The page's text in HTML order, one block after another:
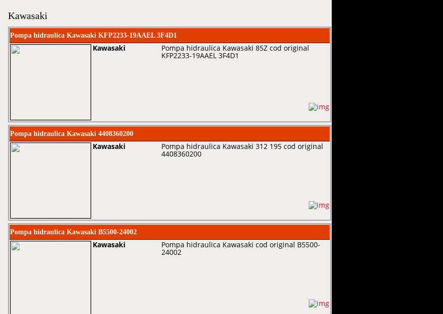
Kawasaki
Pompa hidraulica Kawasaki KFP2233-19AAEL 3F4D1
Kawasaki Pompa hidraulica Kawasaki 85Z cod original
KFP2233-19AAEL 3F4D1
Pompa hidraulica Kawasaki 4408360200
Kawasaki Pompa hidraulica Kawasaki 312 195 cod original
4408360200
Pompa hidraulica Kawasaki B5500-24002
Kawasaki Pompa hidraulica Kawasaki cod original B5500-
24002